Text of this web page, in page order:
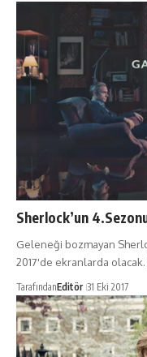
Sherlock’un
Geleneği bozmayan
2017'de ekranlarda
TarafındanEditör 31 Eki 2017